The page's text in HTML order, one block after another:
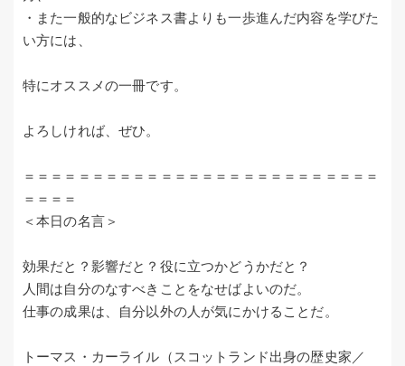
・また一般的なビジネス書よりも一歩進んだ内容を学びた
い方には、
特にオススメの一冊です。
よろしければ、ぜひ。
＝＝＝＝＝＝＝＝＝＝＝＝＝＝＝＝＝＝＝＝＝＝＝＝＝＝
＝＝＝＝
＜本日の名言＞
効果だと？影響だと？役に立つかどうかだと？
人間は自分のなすべきことをなせばよいのだ。
仕事の成果は、自分以外の人が気にかけることだ。
トーマス・カーライル（スコットランド出身の歴史家／